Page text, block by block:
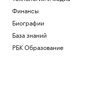
Финансы
Биографии
База знаний
РБК Образование